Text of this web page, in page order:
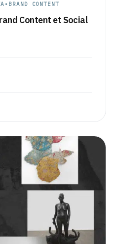
• BRAND CONTENT
Content et Social